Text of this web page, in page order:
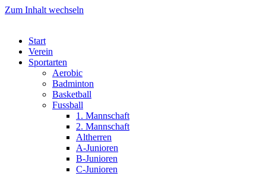
Zum Inhalt wechseln
Start
Verein
Sportarten
Aerobic
Badminton
Basketball
Fussball
1. Mannschaft
2. Mannschaft
Altherren
A-Junioren
B-Junioren
C-Junioren